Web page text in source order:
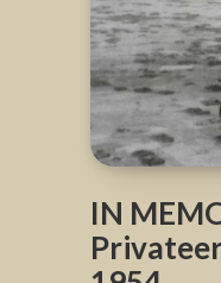
IN